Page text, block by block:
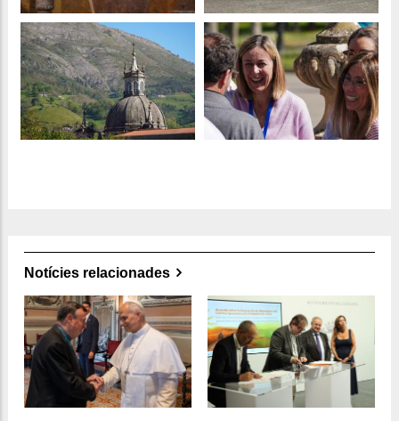
Notícies relacionades